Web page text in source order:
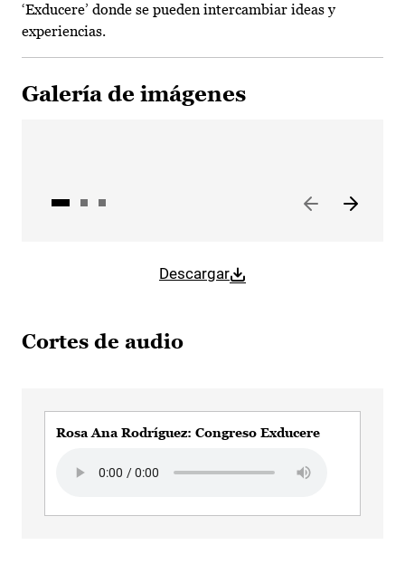
‘Exducere’ donde se pueden intercambiar ideas y
experiencias.
Galería de imágenes
Descargar
Cortes de audio
Rosa Ana Rodríguez: Congreso Exducere